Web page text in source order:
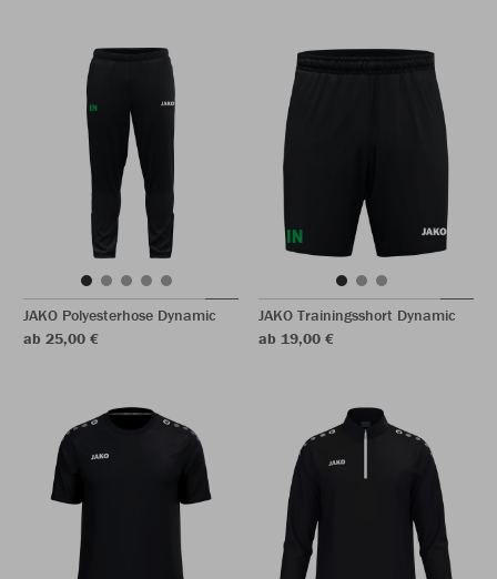
JAKO Polyesterhose Dynamic
ab 25,00 €
JAKO Trainingsshort Dynamic
ab 19,00 €